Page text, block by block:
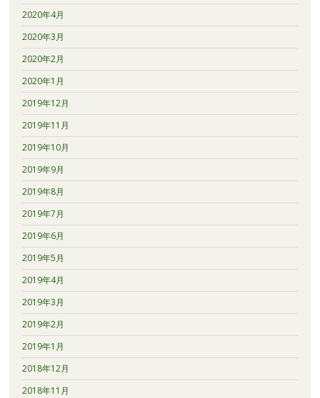
2020年4月
2020年3月
2020年2月
2020年1月
2019年12月
2019年11月
2019年10月
2019年9月
2019年8月
2019年7月
2019年6月
2019年5月
2019年4月
2019年3月
2019年2月
2019年1月
2018年12月
2018年11月